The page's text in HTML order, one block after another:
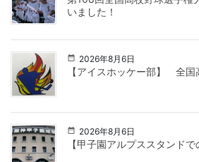
いました！
2026年8月6日
【アイスホッケー部】 全
2026年8月6日
【甲子園アルプススタンドで